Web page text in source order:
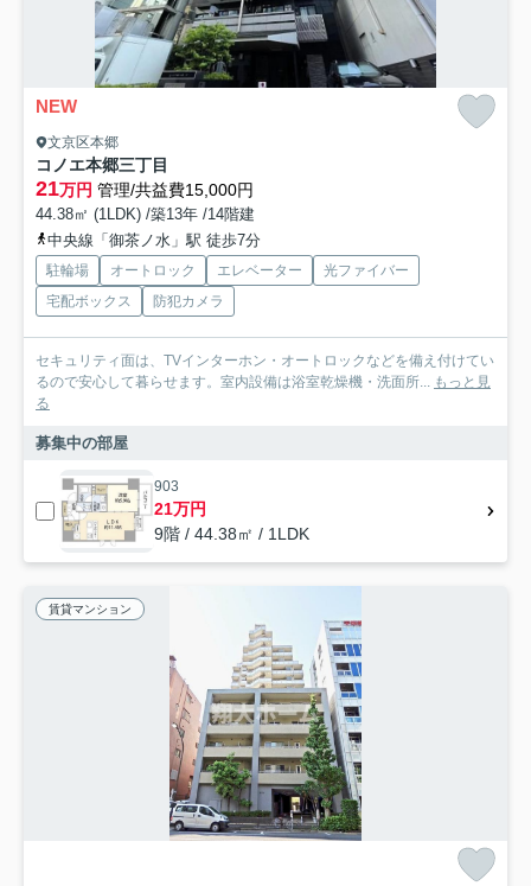
NEW
文京区本郷
コノエ本郷三丁目
21万円 管理/共益費15,000円
44.38㎡ (1LDK) /築13年 /14階建
中央線「御茶ノ水」駅 徒歩7分
駐輪場 オートロック エレベーター
光ファイバー
宅配ボックス
防犯カメラ
セキュリティ面は、TVインターホン・オートロックなどを備え付けてい
るので安心して暮らせます。室内設備は浴室乾燥機・洗面所... もっと見
る
募集中の部屋
903
21万円
9階 / 44.38㎡ / 1LDK
賃貸マンション